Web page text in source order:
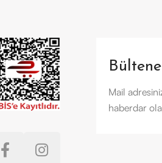
Mail
haberdar